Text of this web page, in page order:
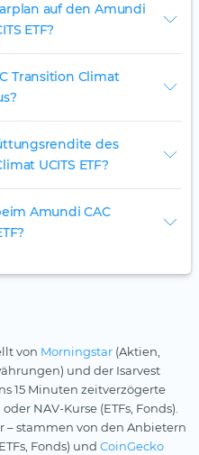
auf den Amundi
ETF?
Transition Climat
des
UCITS ETF?
Amundi CAC
von Morningstar (Aktien,
und der Isarvest
15 Minuten zeitverzögerte
NAV-Kurse (ETFs, Fonds).
– stammen von den Anbietern
Fonds) und CoinGecko